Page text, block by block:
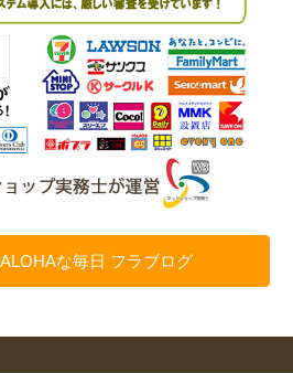
な毎日 フラブログ